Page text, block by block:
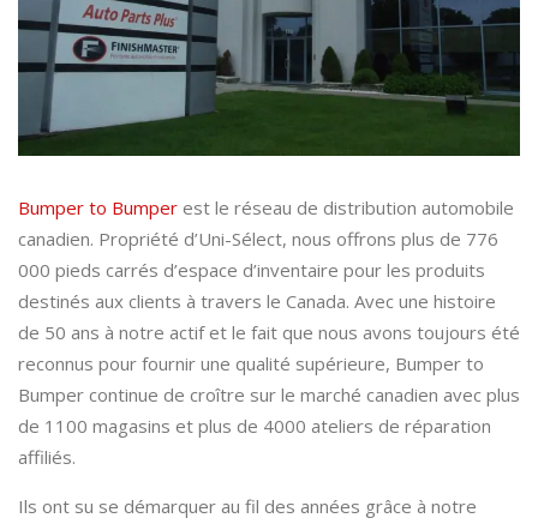
Bumper to Bumper est le réseau de distribution automobile
canadien. Propriété d’Uni-Sélect, nous offrons plus de 776
000 pieds carrés d’espace d’inventaire pour les produits
destinés aux clients à travers le Canada. Avec une histoire
de 50 ans à notre actif et le fait que nous avons toujours été
reconnus pour fournir une qualité supérieure, Bumper to
Bumper continue de croître sur le marché canadien avec plus
de 1100 magasins et plus de 4000 ateliers de réparation
affiliés.
Ils ont su se démarquer au fil des années grâce à notre